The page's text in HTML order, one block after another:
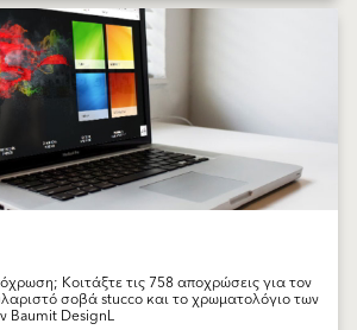
Κοιτάξτε τις 758 αποχρώσεις για τον
σοβά stucco και το χρωματολόγιο των
Baumit DesignL